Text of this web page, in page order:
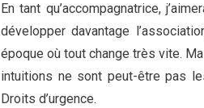
En tant qu’accompagnatrice,
développer davantage
époque où tout change très vite.
intuitions ne sont peut-être pas
Droits d’urgence.